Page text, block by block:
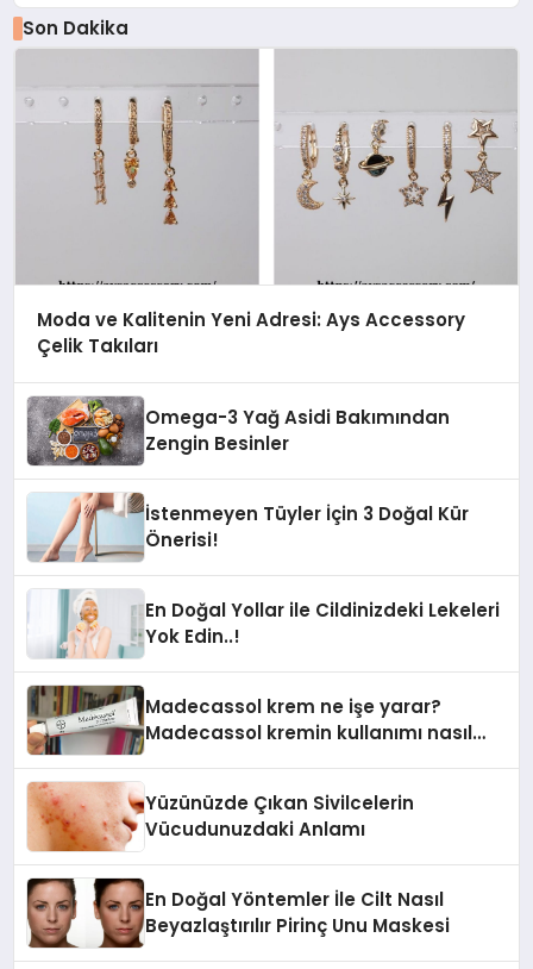
Son Dakika
Moda ve Kalitenin Yeni Adresi: Ays Accessory
Çelik Takıları
Omega-3 Yağ Asidi Bakımından
Zengin Besinler
İstenmeyen Tüyler İçin 3 Doğal Kür
Önerisi!
En Doğal Yollar ile Cildinizdeki Lekeleri
Yok Edin..!
Madecassol krem ne işe yarar?
Madecassol kremin kullanımı nasıl
Yüzünüzde Çıkan Sivilcelerin
Vücudunuzdaki Anlamı
En Doğal Yöntemler İle Cilt Nasıl
Beyazlaştırılır Pirinç Unu Maskesi